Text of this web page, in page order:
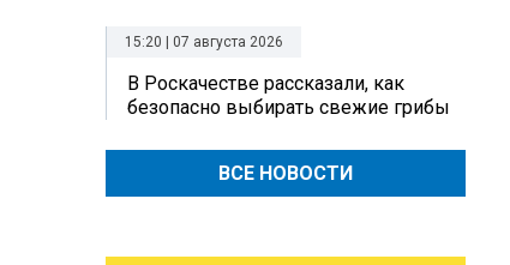
15:20 | 07 августа 2026
В Роскачестве рассказали, как
безопасно выбирать свежие грибы
ВСЕ НОВОСТИ